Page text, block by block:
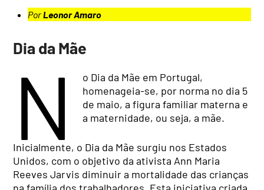
Por Leonor Amaro
Dia da Mãe
N
o Dia da Mãe em Portugal,
homenageia-se, por norma no dia 5
de maio, a figura familiar materna e
a maternidade, ou seja, a mãe.
Inicialmente, o Dia da Mãe surgiu nos Estados
Unidos, com o objetivo da ativista Ann Maria
Reeves Jarvis diminuir a mortalidade das crianças